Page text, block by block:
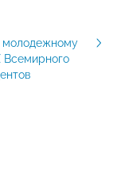
Всемирного